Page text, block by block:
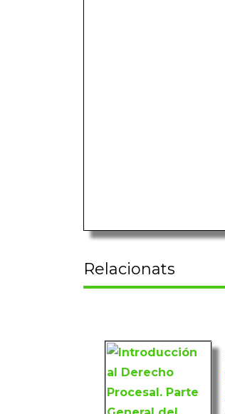
Relacionats